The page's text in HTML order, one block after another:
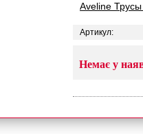
Aveline
Артикул:
Немає у